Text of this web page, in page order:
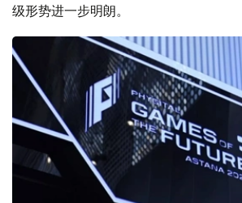
级形势进一步明朗。